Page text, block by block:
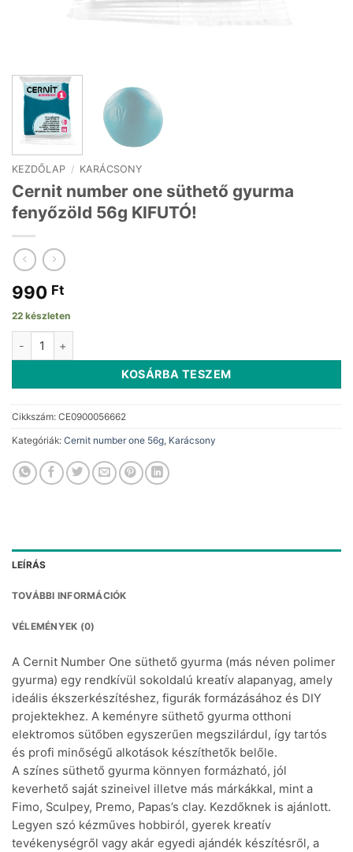
KEZDŐLAP / KARÁCSONY
Cernit number one süthető gyurma
fenyőzöld 56g KIFUTÓ!
990 Ft
22 készleten
KOSÁRBA TESZEM
Cikkszám: CE0900056662
Kategóriák: Cernit number one 56g Karácsony
LEÍRÁS
TOVÁBBI INFORMÁCIÓK
VÉLEMÉNYEK (0)
A Cernit Number One süthető gyurma (más néven polimer
gyurma) egy rendkívül sokoldalú kreatív alapanyag, amely
ideális ékszerkészítéshez, figurák formázásához és DIY
projektekhez. A keményre süthető gyurma otthoni
elektromos sütőben egyszerűen megszilárdul, így tartós
és profi minőségű alkotások készíthetők belőle.
A színes süthető gyurma könnyen formázható, jól
keverhető saját szineivel illetve más márkákkal, mint a
Fimo, Sculpey, Premo, Papas’s clay. Kezdőknek is ajánlott.
Legyen szó kézműves hobbiról, gyerek kreatív
tevékenységről vagy akár egyedi ajándék készítésről, a